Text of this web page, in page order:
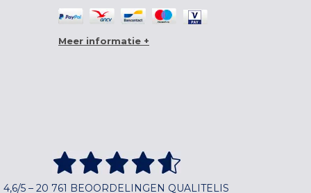
Meer informatie +
4,6/5 – 20 761 BEOORDELINGEN QUALITELIS